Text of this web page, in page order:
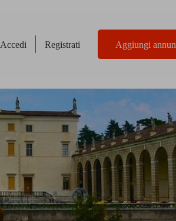
Accedi Registrati Aggiungi